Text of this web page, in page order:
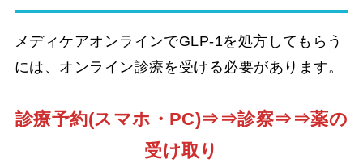
メディケアオンラインでGLP-1を処方してもらう
には、オンライン診療を受ける必要があります。
診療予約(スマホ・PC)⇒⇒診察⇒⇒薬の
受け取り